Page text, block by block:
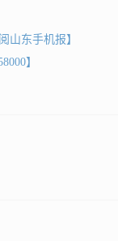
山东手机报】
】